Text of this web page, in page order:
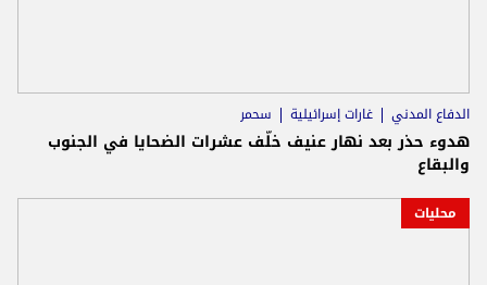
الدفاع المدني غارات إسرائيلية سحمر
هدوء حذر بعد نهار عنيف خلّف عشرات الضحايا في الجنوب
والبقاع
محليات